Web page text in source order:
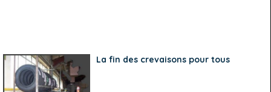
La fin des crevaisons pour tous